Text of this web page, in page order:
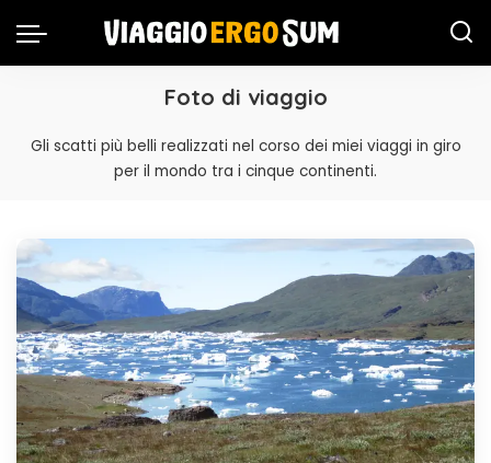
Foto di viaggio
Gli scatti più belli realizzati nel corso dei miei viaggi in giro
per il mondo tra i cinque continenti.